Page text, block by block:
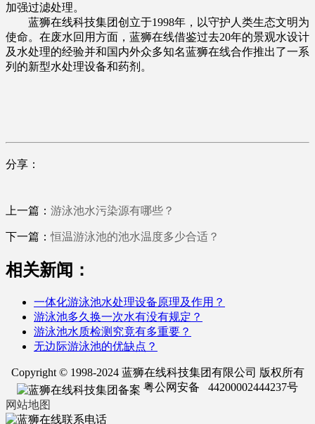
加强过滤处理。
蓝狮在线科技集团创立于1998年，以守护人类生态文明为
使命。在废水回用方面，蓝狮在线借鉴过去20年的景观水设计
及水处理的经验并和国内外众多知名蓝狮在线合作推出了一系
列的新型水处理设备和药剂。
分享：
上一篇： 游泳池水污染源有哪些？
下一篇：恒温游泳池的池水温度多少合适？
相关新闻：
一体化游泳池水处理设备原理及作用？
游泳池多久换一次水有没有规定？
游泳池水质检测究竟有多重要？
无边际游泳池的优缺点？
Copyright © 1998-2024 蓝狮在线科技集团有限公司 版权所有
粤公网安备 44200002444237号
网站地图